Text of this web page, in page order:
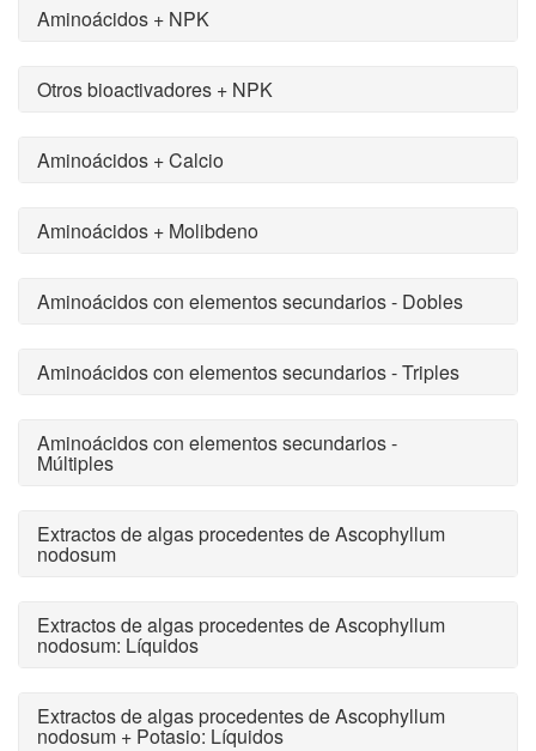
Aminoácidos + NPK
Otros bioactivadores + NPK
Aminoácidos + Calcio
Aminoácidos + Molibdeno
Aminoácidos con elementos secundarios - Dobles
Aminoácidos con elementos secundarios - Triples
Aminoácidos con elementos secundarios -
Múltiples
Extractos de algas procedentes de Ascophyllum
nodosum
Extractos de algas procedentes de Ascophyllum
nodosum: Líquidos
Extractos de algas procedentes de Ascophyllum
nodosum + Potasio: Líquidos